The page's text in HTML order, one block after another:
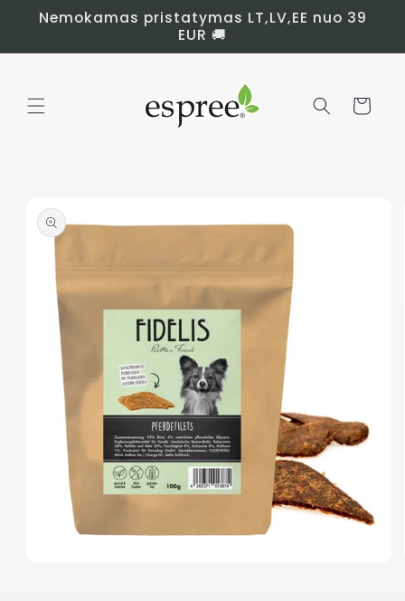
Eiti į
turinį
Nemokamas pristatymas LT,LV,EE nuo 39
EUR 🚚
Krepšelis
informacijos
apie prekę